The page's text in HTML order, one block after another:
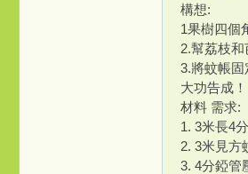
構想:
1果樹四個
2.幫荔枝
3.將蚊帳
大功告成！
材料 需求:
1. 3米長4
2. 3米見方
3. 4分錏管